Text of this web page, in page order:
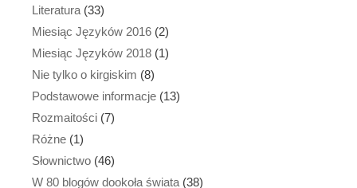
Literatura (33)
Miesiąc Języków 2016 (2)
Miesiąc Języków 2018 (1)
Nie tylko o kirgiskim (8)
Podstawowe informacje (13)
Rozmaitości (7)
Różne (1)
Słownictwo (46)
W 80 blogów dookoła świata (38)